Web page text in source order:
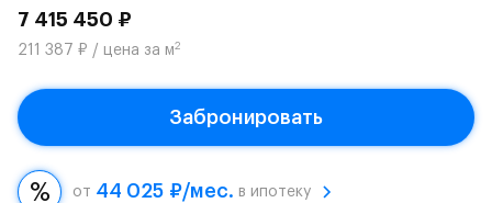
7 415 450 ₽
211 387 ₽ / цена за м2
Забронировать
от 44 025 ₽/мес. в ипотеку